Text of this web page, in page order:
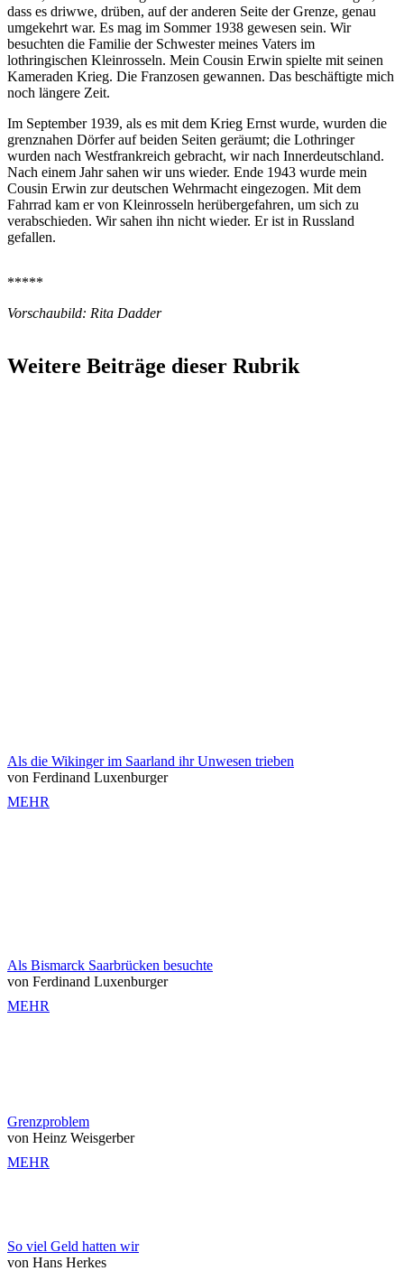
dass es driwwe, drüben, auf der anderen Seite der Grenze, genau
umgekehrt war. Es mag im Sommer 1938 gewesen sein. Wir
besuchten die Familie der Schwester meines Vaters im
lothringischen Kleinrosseln. Mein Cousin Erwin spielte mit seinen
Kameraden Krieg. Die Franzosen gewannen. Das beschäftigte mich
noch längere Zeit.
Im September 1939, als es mit dem Krieg Ernst wurde, wurden die
grenznahen Dörfer auf beiden Seiten geräumt; die Lothringer
wurden nach Westfrankreich gebracht, wir nach Innerdeutschland.
Nach einem Jahr sahen wir uns wieder. Ende 1943 wurde mein
Cousin Erwin zur deutschen Wehrmacht eingezogen. Mit dem
Fahrrad kam er von Kleinrosseln herübergefahren, um sich zu
verabschieden. Wir sahen ihn nicht wieder. Er ist in Russland
gefallen.
*****
Vorschaubild: Rita Dadder
Weitere Beiträge dieser Rubrik
Als die Wikinger im Saarland ihr Unwesen trieben
von Ferdinand Luxenburger
MEHR
Als Bismarck Saarbrücken besuchte
von Ferdinand Luxenburger
MEHR
Grenzproblem
von Heinz Weisgerber
MEHR
So viel Geld hatten wir
von Hans Herkes